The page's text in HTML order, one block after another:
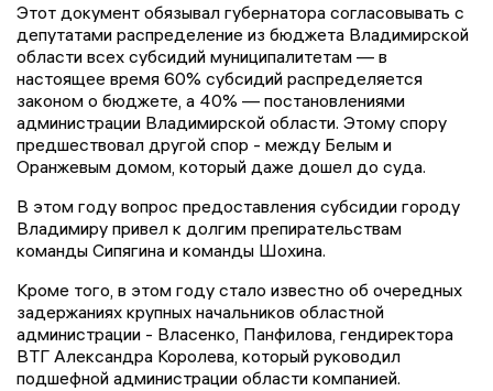
Этот документ обязывал губернатора согласовывать с
депутатами распределение из бюджета Владимирской
области всех субсидий муниципалитетам — в
настоящее время 60% субсидий распределяется
законом о бюджете, а 40% — постановлениями
администрации Владимирской области. Этому спору
предшествовал другой спор - между Белым и
Оранжевым домом, который даже дошел до суда.
В этом году вопрос предоставления субсидии городу
Владимиру привел к долгим препирательствам
команды Сипягина и команды Шохина.
Кроме того, в этом году стало известно об очередных
задержаниях крупных начальников областной
администрации - Власенко, Панфилова, гендиректора
ВТГ Александра Королева, который руководил
подшефной администрации области компанией.